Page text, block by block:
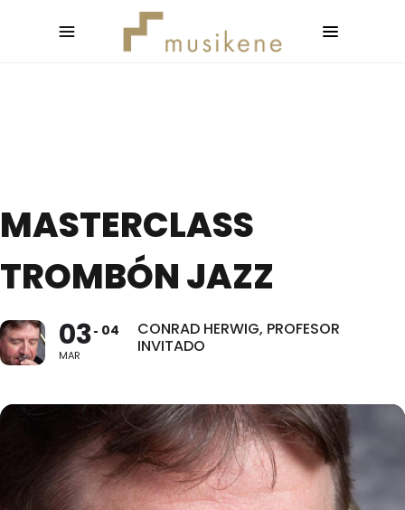
MASTERCLASS
TROMBÓN JAZZ
03
MAR
04
CONRAD HERWIG, PROFESOR
INVITADO